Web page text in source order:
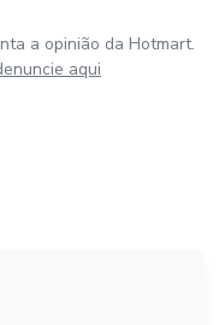
a opinião da Hotmart.
aqui